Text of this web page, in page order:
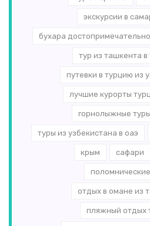
экскурсии в
бухара
тур из ташкента в
путевки в турцию из
лучшие курорты
горнолыжные
туры из узбекистана в оаэ
крым сафари
отдых в омане из
пляжный отдых